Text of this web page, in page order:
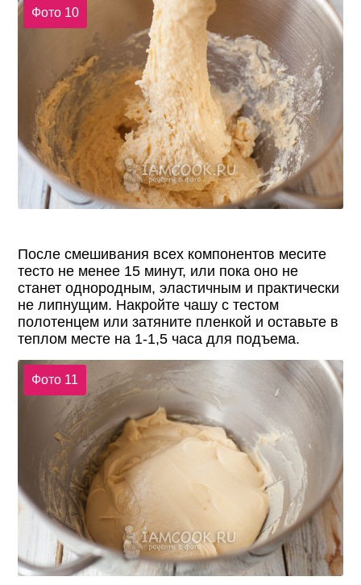
Фото 10
После смешивания всех компонентов месите
тесто не менее 15 минут, или пока оно не
станет однородным, эластичным и практически
не липнущим. Накройте чашу с тестом
полотенцем или затяните пленкой и оставьте в
теплом месте на 1-1,5 часа для подъема.
Фото 11